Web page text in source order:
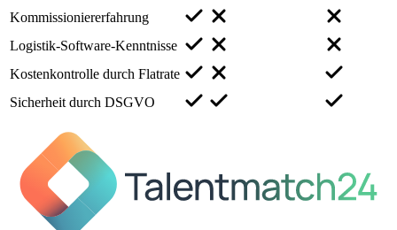
Kommissioniererfahrung
Logistik-Software-Kenntnisse
Kostenkontrolle durch Flatrate
Sicherheit durch DSGVO